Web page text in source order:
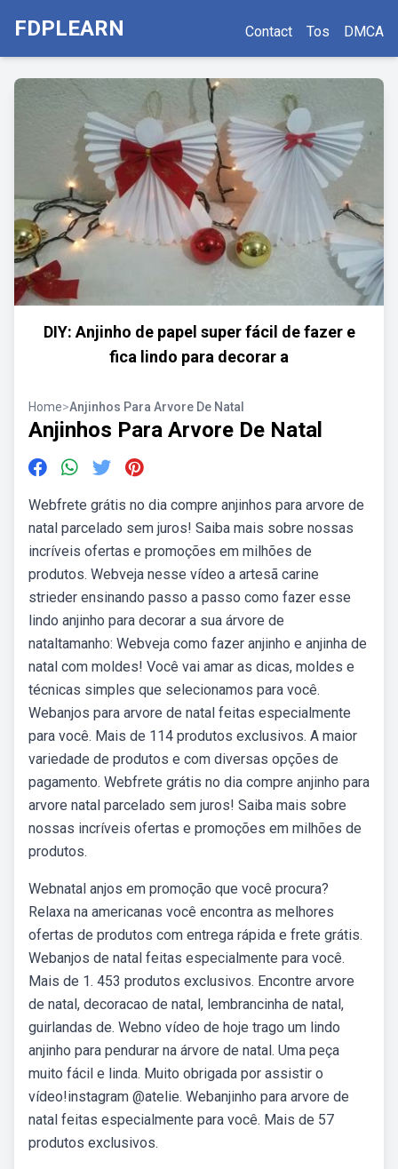
FDPLEARN Contact Tos DMCA
DIY: Anjinho de papel super fácil de fazer e
fica lindo para decorar a
Home>Anjinhos Para Arvore De Natal
Anjinhos Para Arvore De Natal
Webfrete grátis no dia compre anjinhos para arvore de
natal parcelado sem juros! Saiba mais sobre nossas
incríveis ofertas e promoções em milhões de
produtos. Webveja nesse vídeo a artesã carine
strieder ensinando passo a passo como fazer esse
lindo anjinho para decorar a sua árvore de
nataltamanho: Webveja como fazer anjinho e anjinha de
natal com moldes! Você vai amar as dicas, moldes e
técnicas simples que selecionamos para você.
Webanjos para arvore de natal feitas especialmente
para você. Mais de 114 produtos exclusivos. A maior
variedade de produtos e com diversas opções de
pagamento. Webfrete grátis no dia compre anjinho para
arvore natal parcelado sem juros! Saiba mais sobre
nossas incríveis ofertas e promoções em milhões de
produtos.
Webnatal anjos em promoção que você procura?
Relaxa na americanas você encontra as melhores
ofertas de produtos com entrega rápida e frete grátis.
Webanjos de natal feitas especialmente para você.
Mais de 1. 453 produtos exclusivos. Encontre arvore
de natal, decoracao de natal, lembrancinha de natal,
guirlandas de. Webno vídeo de hoje trago um lindo
anjinho para pendurar na árvore de natal. Uma peça
muito fácil e linda. Muito obrigada por assistir o
vídeo!instagram @atelie. Webanjinho para arvore de
natal feitas especialmente para você. Mais de 57
produtos exclusivos.